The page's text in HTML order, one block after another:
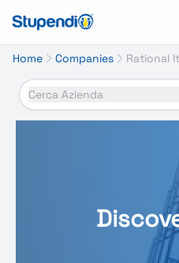
Home Companies Rational
Cerca Azienda